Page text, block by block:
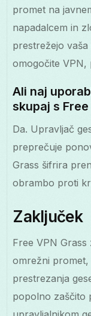
promet na
napadalcem in
prestrežejo vaša
omogočite
Ali naj
skupaj s
Da. Upravljač
preprečuje
Grass šifrira
obrambo proti
Zaključek
Free VPN
omrežni promet,
prestrezanja
popolno zaščito